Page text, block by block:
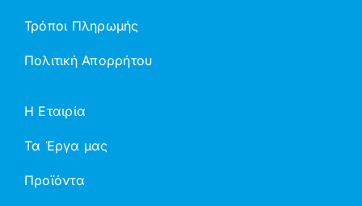
Τρόποι Πληρωμής
Πολιτική Απορρήτου
Η Εταιρία
Τα Έργα μας
Προϊόντα